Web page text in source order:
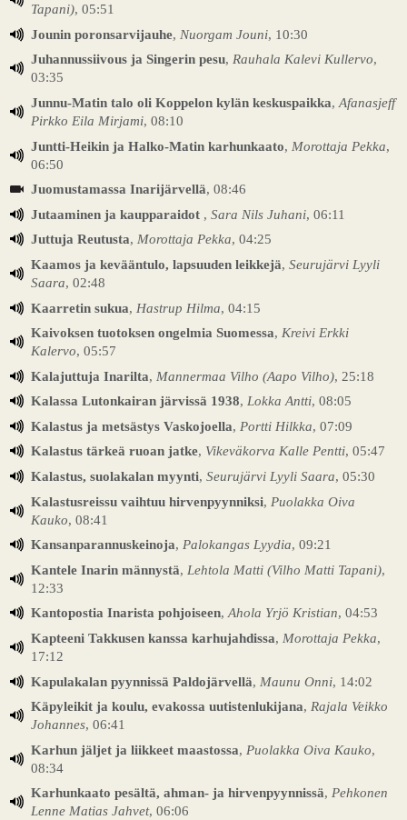
Tapani), 05:51
Jounin poronsarvijauhe, Nuorgam Jouni, 10:30
Juhannussiivous ja Singerin pesu, Rauhala Kalevi Kullervo,
03:35
Junnu-Matin talo oli Koppelon kylän keskuspaikka, Afanasjeff
Pirkko Eila Mirjami, 08:10
Juntti-Heikin ja Halko-Matin karhunkaato, Morottaja Pekka,
06:50
Juomustamassa Inarijärvellä, 08:46
Jutaaminen ja kaupparaidot , Sara Nils Juhani, 06:11
Juttuja Reutusta, Morottaja Pekka, 04:25
Kaamos ja kevääntulo, lapsuuden leikkejä, Seurujärvi Lyyli
Saara, 02:48
Kaarretin sukua, Hastrup Hilma, 04:15
Kaivoksen tuotoksen ongelmia Suomessa, Kreivi Erkki
Kalervo, 05:57
Kalajuttuja Inarilta, Mannermaa Vilho (Aapo Vilho), 25:18
Kalassa Lutonkairan järvissä 1938, Lokka Antti, 08:05
Kalastus ja metsästys Vaskojoella, Portti Hilkka, 07:09
Kalastus tärkeä ruoan jatke, Vikeväkorva Kalle Pentti, 05:47
Kalastus, suolakalan myynti, Seurujärvi Lyyli Saara, 05:30
Kalastusreissu vaihtuu hirvenpyynniksi, Puolakka Oiva
Kauko, 08:41
Kansanparannuskeinoja, Palokangas Lyydia, 09:21
Kantele Inarin männystä, Lehtola Matti (Vilho Matti Tapani),
12:33
Kantopostia Inarista pohjoiseen,Ahola Yrjö Kristian, 04:53
Kapteeni Takkusen kanssa karhujahdissa, Morottaja Pekka,
17:12
Kapulakalan pyynnissä Paldojärvellä, Maunu Onni, 14:02
Käpyleikit ja koulu, evakossa uutistenlukijana, Rajala Veikko
Johannes, 06:41
Karhun jäljet ja liikkeet maastossa, Puolakka Oiva Kauko,
08:34
Karhunkaato pesältä, ahman- ja hirvenpyynnissä, Pehkonen
Lenne Matias Jahvet, 06:06